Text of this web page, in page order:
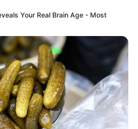
Your Real Brain Age - Most